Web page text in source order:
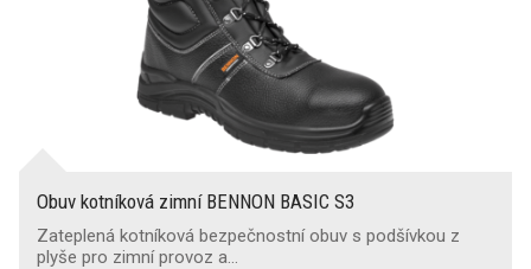
Obuv kotníková zimní BENNON BASIC S3
Zateplená kotníková bezpečnostní obuv s podšívkou z
plyše pro zimní provoz a…